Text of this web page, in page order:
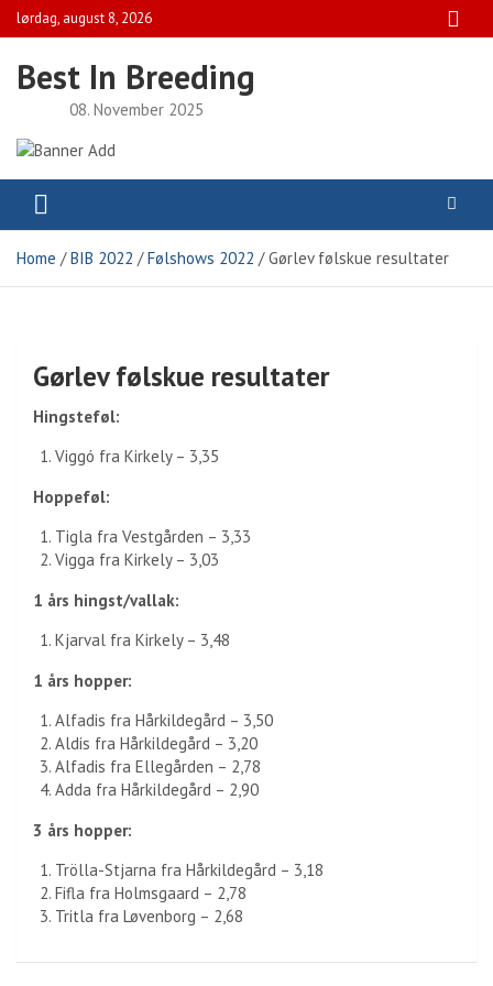
Skip
to
lørdag, august 8, 2026
Best In Breeding
08. November 2025
Home BIB 2022 Følshows 2022 Gørlev følskue resultater
Gørlev følskue resultater
Hingsteføl:
Viggó fra Kirkely – 3,35
Hoppeføl:
Tigla fra Vestgården – 3,33
Vigga fra Kirkely – 3,03
1 års hingst/vallak:
Kjarval fra Kirkely – 3,48
1 års hopper:
Alfadis fra Hårkildegård – 3,50
Aldis fra Hårkildegård – 3,20
Alfadis fra Ellegården – 2,78
Adda fra Hårkildegård – 2,90
3 års hopper:
Trölla-Stjarna fra Hårkildegård – 3,18
Fifla fra Holmsgaard – 2,78
Tritla fra Løvenborg – 2,68